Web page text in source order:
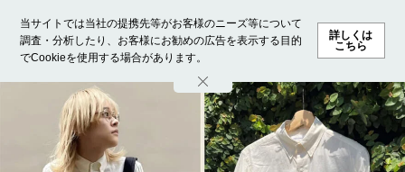
当サイトでは当社の提携先等がお客様のニーズ等について
調査・分析したり、お客様にお勧めの広告を表示する目的
でCookieを使用する場合があります。
詳しくは
こちら
ホーム モデル募集 ランキング ファッション ビューテ